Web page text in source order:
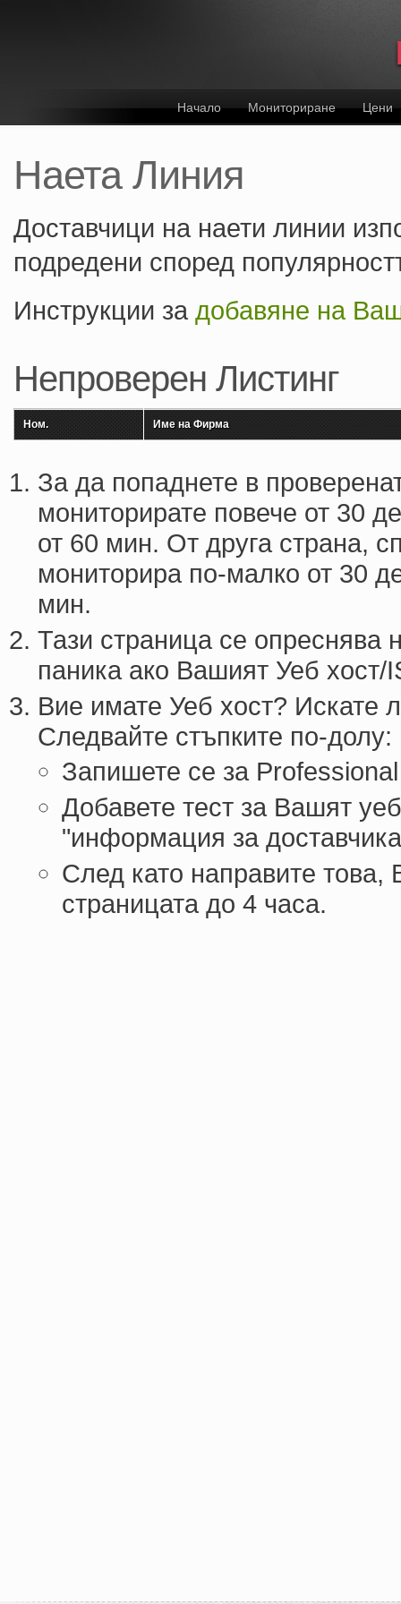
Начало Мониториране Цени
Наета Линия
Доставчици на наети линии
подредени според
Инструкции за добавяне на
Непроверен Листинг
Ном. Име на Фирма
За да попаднете в
мониторирате повече от 30
от 60 мин. От друга страна,
мониторира по-малко от 30
мин.
Тази страница се опреснява
паника ако Вашият Уеб хост/
Вие имате Уеб хост? Искате
Следвайте стъпките по-долу:
Запишете се за Professional
Добавете тест за Вашят
"информация за
След като направите
страницата до 4 часа.